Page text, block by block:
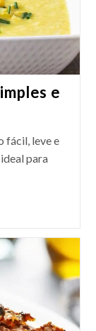
e
fácil, leve e
para